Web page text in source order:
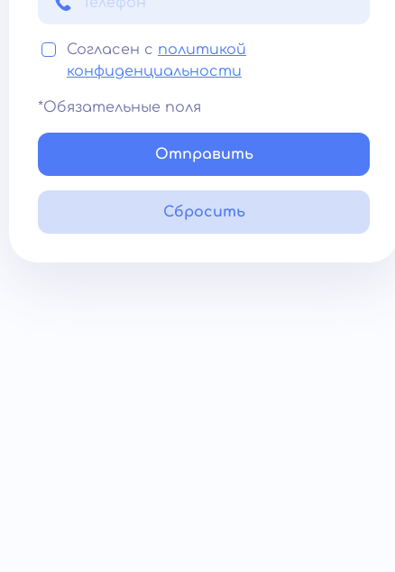
Согласен с политикой
конфиденциальности
*Обязательные поля
Отправить
Сбросить